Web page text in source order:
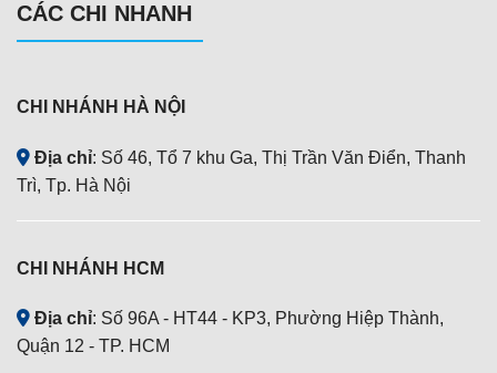
CÁC CHI NHANH
CHI NHÁNH HÀ NỘI
Địa chỉ: Số 46, Tổ 7 khu Ga, Thị Trần Văn Điển, Thanh
Trì, Tp. Hà Nội
CHI NHÁNH HCM
Địa chỉ: Số 96A - HT44 - KP3, Phường Hiệp Thành,
Quận 12 - TP. HCM